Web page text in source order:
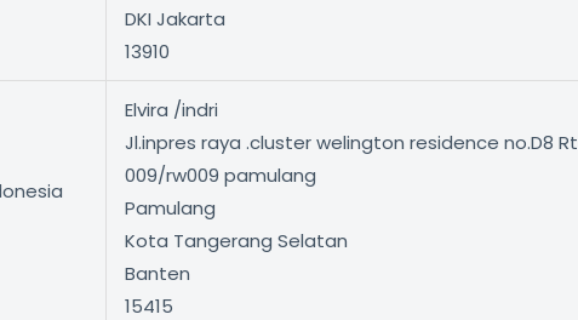
DKI Jakarta
13910
Elvira /indri
Jl.inpres raya .cluster welington residence no.D8 Rt
009/rw009 pamulang
Pamulang
Kota Tangerang Selatan
Banten
15415